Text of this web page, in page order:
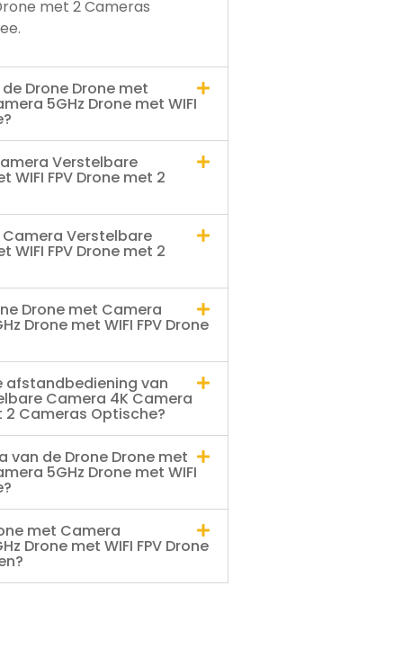
met 2 Cameras
Drone Drone met
5GHz Drone met WIFI
Verstelbare
WIFI FPV Drone met 2
Verstelbare
WIFI FPV Drone met 2
Drone met Camera
Drone met WIFI FPV Drone
afstandbediening van
Camera 4K Camera
2 Cameras Optische?
van de Drone Drone met
5GHz Drone met WIFI
met Camera
Drone met WIFI FPV Drone